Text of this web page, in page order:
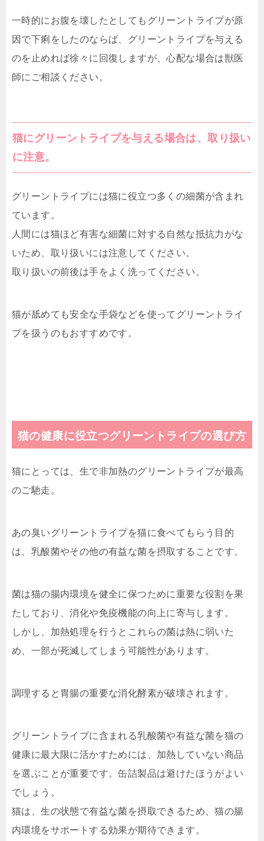
一時的にお腹を壊したとしてもグリーントライプが原
因で下痢をしたのならば、グリーントライプを与える
のを止めれば徐々に回復しますが、心配な場合は獣医
師にご相談ください。
猫にグリーントライプを与える場合は、取り扱い
に注意。
グリーントライプには猫に役立つ多くの細菌が含まれ
ています。
人間には猫ほど有害な細菌に対する自然な抵抗力がな
いため、取り扱いには注意してください。
取り扱いの前後は手をよく洗ってください。
猫が舐めても安全な手袋などを使ってグリーントライ
プを扱うのもおすすめです。
猫の健康に役立つグリーントライプの選び方
猫にとっては、生で非加熱のグリーントライプが最高
のご馳走。
あの臭いグリーントライプを猫に食べてもらう目的
は、乳酸菌やその他の有益な菌を摂取することです。
菌は猫の腸内環境を健全に保つために重要な役割を果
たしており、消化や免疫機能の向上に寄与します。
しかし、加熱処理を行うとこれらの菌は熱に弱いた
め、一部が死滅してしまう可能性があります。
調理すると胃腸の重要な消化酵素が破壊されます。
グリーントライプに含まれる乳酸菌や有益な菌を猫の
健康に最大限に活かすためには、加熱していない商品
を選ぶことが重要です。缶詰製品は避けたほうがよい
でしょう。
猫は、生の状態で有益な菌を摂取できるため、猫の腸
内環境をサポートする効果が期待できます。